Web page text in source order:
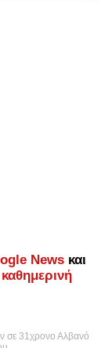
News και
καθημερινή
σε 31χρονο Αλβανό